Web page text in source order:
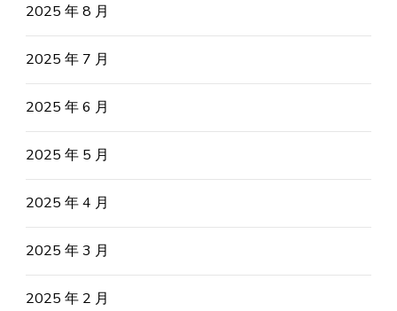
2025 年 8 月
2025 年 7 月
2025 年 6 月
2025 年 5 月
2025 年 4 月
2025 年 3 月
2025 年 2 月